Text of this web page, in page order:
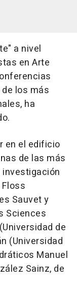
a nivel
en Arte
los más
ha
en el edificio
de las más
Sauvet y
Sciences
de
(Universidad
Manuel
Sainz, de